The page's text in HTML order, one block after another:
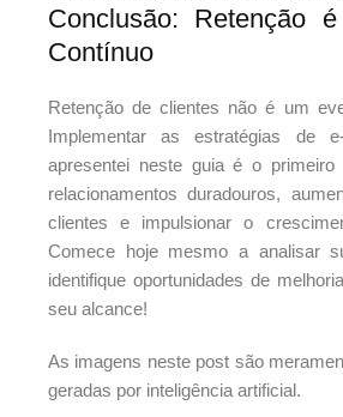
Conclusão: Retenção
Contínuo
Retenção de clientes não é um
Implementar as estratégias de
apresentei neste guia é o primeiro
relacionamentos duradouros,
clientes e impulsionar o
Comece hoje mesmo a analisar
identifique oportunidades de
seu alcance!
As imagens neste post são
geradas por inteligência artificial.